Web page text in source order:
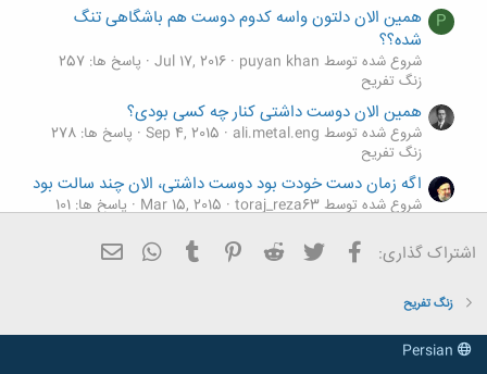
P همین الان دلتون واسه کدوم دوست هم باشگاهی تنگ
شده؟؟
شروع شده توسط puyan khan Jul 17, 2016 پاسخ ها: 257
زنگ تفريح
همین الان دوست داشتی کنار چه کسی بودی؟
شروع شده توسط ali.metal.eng Sep 4, 2015 پاسخ ها: 278
زنگ تفريح
اگه زمان دست خودت بود دوست داشتی، الان چند سالت بود
شروع شده توسط toraj_reza63 Mar 15, 2015
پاسخ ها: 101
الان در حال حاضر تنها نگرانیت چیه؟؟؟؟؟
زنگ تفريح
اشتراک گذاری: فیسبوک تویتر Reddit
Pinterest
Tumblr
WhatsApp
زنگ تفريح